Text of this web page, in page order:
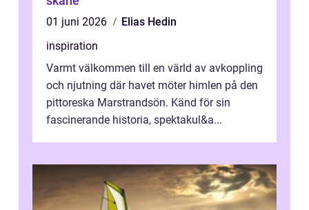
01 juni 2026
Elias Hedin
inspiration
Varmt välkommen till en värld av avkoppling
och njutning där havet möter himlen på den
pittoreska Marstrandsön. Känd för sin
fascinerande historia, spektakul&a...